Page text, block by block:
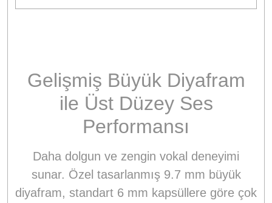
Gelişmiş Büyük Diyafram
ile Üst Düzey Ses
Performansı
Daha dolgun ve zengin vokal deneyimi
sunar. Özel tasarlanmış 9.7 mm büyük
diyafram, standart 6 mm kapsüllere göre çok